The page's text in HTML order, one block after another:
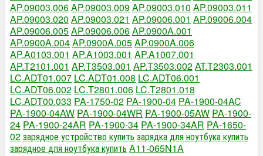
AP.09003.006AP.09003.009AP.09003.010 AP.09003.011
AP.09003.020 AP.09003.021 AP.09006.001 AP.09006.004
AP.09006.005AP.09006.006AP.0900A.001
AP.0900A.004AP.0900A.005AP.0900A.006
AP.A0103.001 AP.A1003.001 AP.A1007.001
AP.T2101.001 AP.T3503.001 AP.T3503.002AT.T2303.001
LC.ADT01.007 LC.ADT01.008 LC.ADT06.001
LC.ADT06.002 LC.T2801.006 LC.T2801.018
LC.ADT00.033 PA-1750-02 PA-1900-04 PA-1900-04AC
PA-1900-04AW PA-1900-04WR PA-1900-05AW PA-1900-
24 PA-1900-24AR PA-1900-34 PA-1900-34AR PA-1650-
02зарядное устройство купить зарядка для ноутбука купить
зарядное для ноутбука купить A11-065N1A